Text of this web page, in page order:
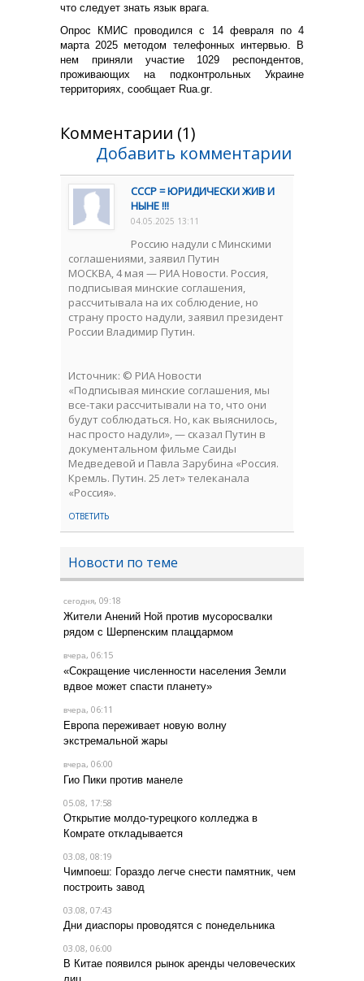
что следует знать язык врага.
Опрос КМИС проводился с 14 февраля по 4
марта 2025 методом телефонных интервью. В
нем приняли участие 1029 респондентов,
проживающих на подконтрольных Украине
территориях, сообщает Rua gr.
Комментарии (1)
Добавить комментарии
СССР = ЮРИДИЧЕСКИ ЖИВ И
НЫНЕ !!!
04.05.2025 13:11
Россию надули с Минскими
соглашениями, заявил Путин
МОСКВА, 4 мая — РИА Новости. Россия,
подписывая минские соглашения,
рассчитывала на их соблюдение, но
страну просто надули, заявил президент
России Владимир Путин.
Источник: © РИА Новости
«Подписывая минские соглашения, мы
все-таки рассчитывали на то, что они
будут соблюдаться. Но, как выяснилось,
нас просто надули», — сказал Путин в
документальном фильме Саиды
Медведевой и Павла Зарубина «Россия.
Кремль. Путин. 25 лет» телеканала
«Россия».
ОТВЕТИТЬ
Новости по теме
сегодня, 09:18
Жители Анений Ной против мусоросвалки
рядом с Шерпенским плацдармом
вчера, 06:15
«Сокращение численности населения Земли
вдвое может спасти планету»
вчера, 06:11
Европа переживает новую волну
экстремальной жары
вчера, 06:00
Гио Пики против манеле
05.08, 17:58
Открытие молдо-турецкого колледжа в
Комрате откладывается
03.08, 08:19
Чимпоеш: Гораздо легче снести памятник, чем
построить завод
03.08, 07:43
Дни диаспоры проводятся с понедельника
03.08, 06:00
В Китае появился рынок аренды человеческих